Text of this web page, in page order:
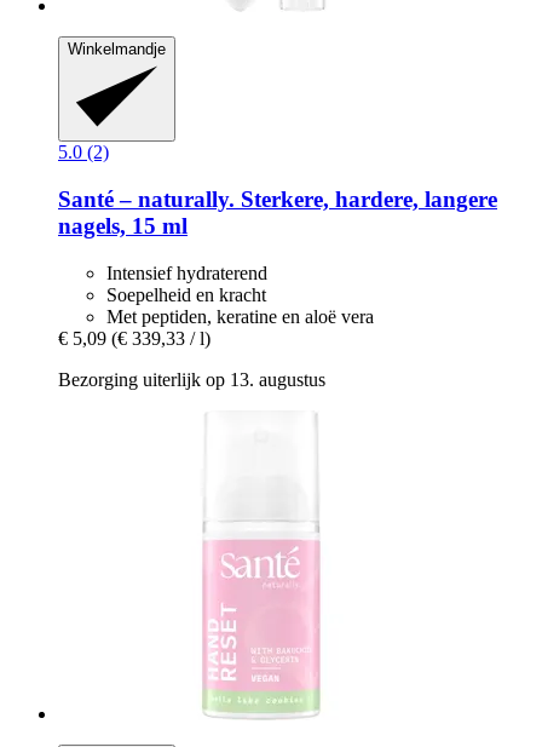
Winkelmandje
5.0 (2)
Santé – naturally. Sterkere, hardere, langere
nagels, 15 ml
Intensief hydraterend
Soepelheid en kracht
Met peptiden, keratine en aloë vera
€ 5,09 (€ 339,33 / l)
Bezorging uiterlijk op 13. augustus